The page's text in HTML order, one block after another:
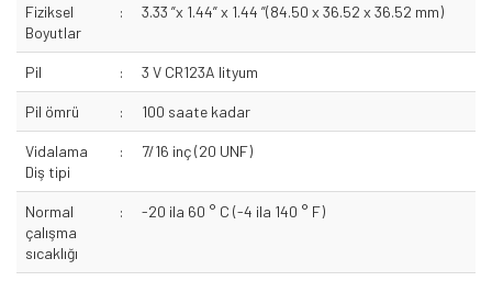
Fiziksel
Boyutlar
: 3.33 ”x 1.44” x 1.44 ”(84.50 x 36.52 x 36.52 mm)
Pil : 3 V CR123A lityum
Pil ömrü : 100 saate kadar
Vidalama
Diş tipi
: 7/16 inç (20 UNF)
Normal
çalışma
sıcaklığı
: -20 ila 60 ° C (-4 ila 140 ° F)